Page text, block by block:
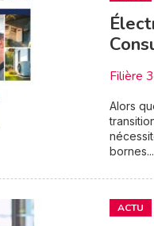
Filière
Alors
ACTU